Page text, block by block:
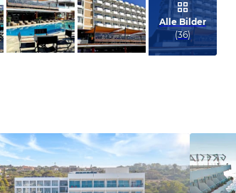
Bild melden
von Kirsten
Alle Bilder
(36)